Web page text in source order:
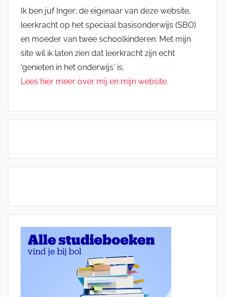
Ik ben juf Inger; de eigenaar van deze website,
leerkracht op het speciaal basisonderwijs (SBO)
en moeder van twee schoolkinderen. Met mijn
site wil ik laten zien dat leerkracht zijn echt
'genieten in het onderwijs' is.
Lees hier meer over mij en mijn website.